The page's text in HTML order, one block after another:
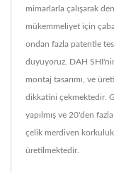
mimarlarla çalışarak
mükemmeliyet için
ondan fazla patentle
duyuyoruz. DAH
montaj tasarımı, ve
dikkatini çekmektedir.
yapılmış ve 20'den
çelik merdiven
üretilmektedir.